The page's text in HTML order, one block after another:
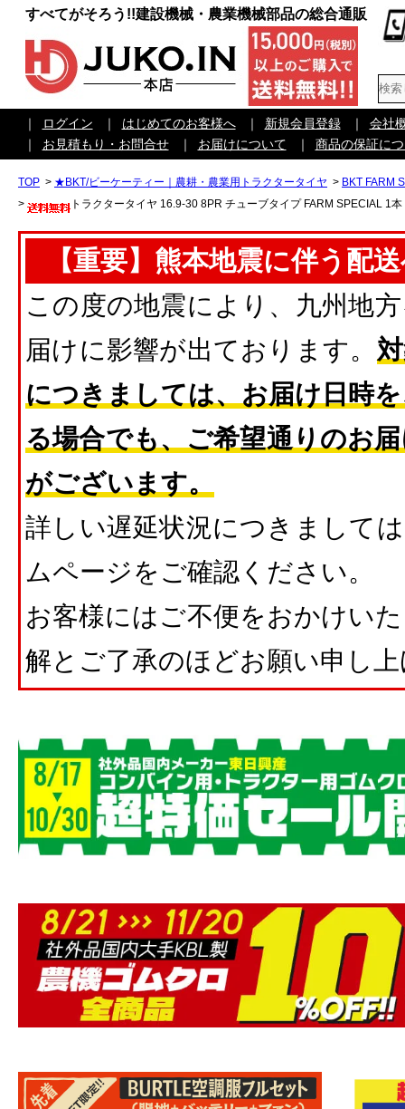
すべてがそろう!!建設機械・農業機械部品の総合通販
｜ ログイン ｜ はじめてのお客様へ ｜ 新規会員登録 ｜
会社
｜
お見積もり・お問合せ ｜ お届けについて ｜ 商品の保証に
TOP > ★BKT/ビーケーティー｜農耕・農業用トラクタータイヤ > BKT FARM
>
トラクタータイヤ 16.9-30 8PR チューブタイプ FARM SPECIAL 1
【重要】熊本地震に伴う配
この度の地震により、九州地
届けに影響が出ております。
につきましては、お届け日時
る場合でも、ご希望通りのお
がございます。
詳しい遅延状況につきまして
ムページをご確認ください。
お客様にはご不便をおかけい
解とご了承のほどお願い申し